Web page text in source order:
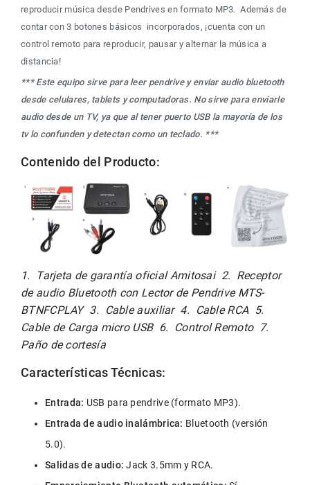
reproducir música desde Pendrives en formato MP3.  Además de
contar con 3 botones básicos  incorporados, ¡cuenta con un
control remoto para reproducir, pausar y alternar la música a
distancia!
*** Este equipo sirve para leer pendrive y enviar audio bluetooth
desde celulares, tablets y computadoras. No sirve para enviarle
audio desde un TV, ya que al tener puerto USB la mayoría de los
tv lo confunden y detectan como un teclado. ***
Contenido del Producto:
1.  Tarjeta de garantía oficial Amitosai  2.  Receptor
de audio Bluetooth con Lector de Pendrive MTS-
BTNFCPLAY  3.  Cable auxiliar  4.  Cable RCA  5.
Cable de Carga micro USB  6.  Control Remoto  7.
Paño de cortesía
Características Técnicas:
Entrada: USB para pendrive (formato MP3).
Entrada de audio inalámbrica: Bluetooth (versión
5.0).
Salidas de audio: Jack 3.5mm y RCA.